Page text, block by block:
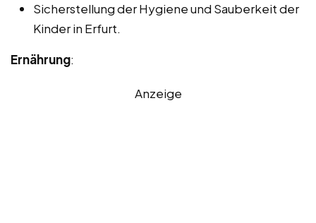
Sicherstellung der Hygiene und Sauberkeit der
Kinder in Erfurt.
Ernährung:
Anzeige